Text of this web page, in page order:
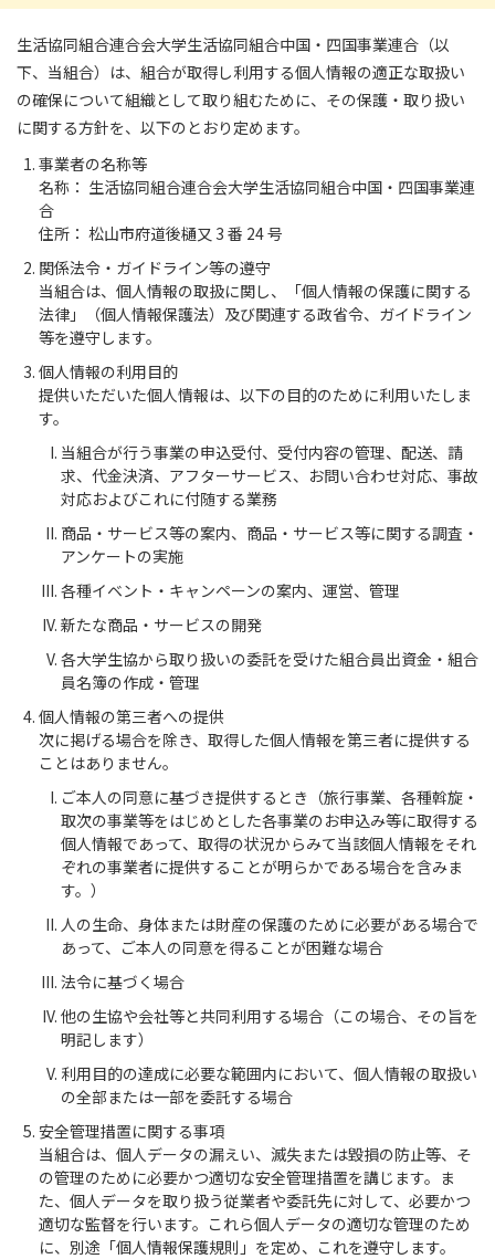
生活協同組合連合会大学生活協同組合中国・四国事業連合（以
下、当組合）は、組合が取得し利用する個人情報の適正な取扱い
の確保について組織として取り組むために、その保護・取り扱い
に関する方針を、以下のとおり定めます。
事業者の名称等
名称： 生活協同組合連合会大学生活協同組合中国・四国事業連
合
住所： 松山市府道後樋又 3 番 24 号
関係法令・ガイドライン等の遵守
当組合は、個人情報の取扱に関し、「個人情報の保護に関する
法律」（個人情報保護法）及び関連する政省令、ガイドライン
等を遵守します。
個人情報の利用目的
提供いただいた個人情報は、以下の目的のために利用いたしま
す。
当組合が行う事業の申込受付、受付内容の管理、配送、請
求、代金決済、アフターサービス、お問い合わせ対応、事故
対応およびこれに付随する業務
商品・サービス等の案内、商品・サービス等に関する調査・
アンケートの実施
各種イベント・キャンペーンの案内、運営、管理
新たな商品・サービスの開発
各大学生協から取り扱いの委託を受けた組合員出資金・組合
員名簿の作成・管理
個人情報の第三者への提供
次に掲げる場合を除き、取得した個人情報を第三者に提供する
ことはありません。
ご本人の同意に基づき提供するとき（旅行事業、各種斡旋・
取次の事業等をはじめとした各事業のお申込み等に取得する
個人情報であって、取得の状況からみて当該個人情報をそれ
ぞれの事業者に提供することが明らかである場合を含みま
す。）
人の生命、身体または財産の保護のために必要がある場合で
あって、ご本人の同意を得ることが困難な場合
法令に基づく場合
他の生協や会社等と共同利用する場合（この場合、その旨を
明記します）
利用目的の達成に必要な範囲内において、個人情報の取扱い
の全部または一部を委託する場合
安全管理措置に関する事項
当組合は、個人データの漏えい、滅失または毀損の防止等、そ
の管理のために必要かつ適切な安全管理措置を講じます。ま
た、個人データを取り扱う従業者や委託先に対して、必要かつ
適切な監督を行います。これら個人データの適切な管理のため
に、別途「個人情報保護規則」を定め、これを遵守します。